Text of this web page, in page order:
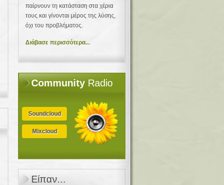
παίρνουν τη κατάσταση στα χέρια
τους και γίνονται μέρος της λύσης,
όχι του προβλήματος.
Διάβασε περισσότερα...
Community Radio
Soundcloud
Mixcloud
Είπαν...